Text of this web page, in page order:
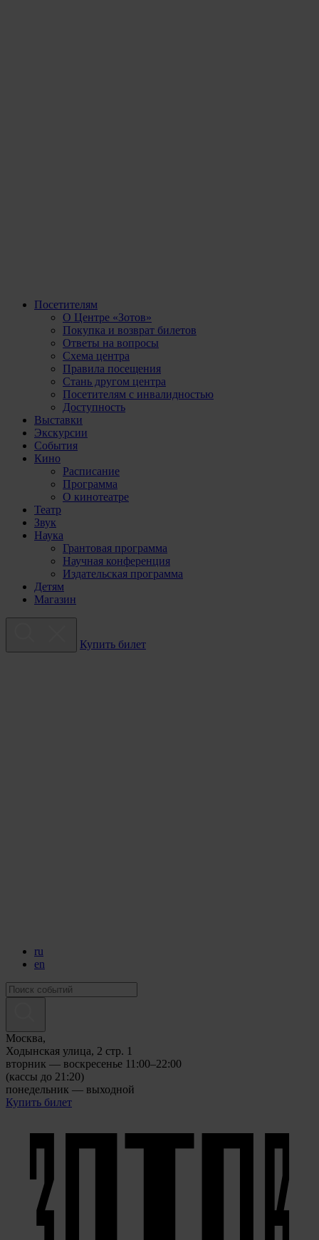
Посетителям
О Центре «Зотов»
Покупка и возврат билетов
Ответы на вопросы
Схема центра
Правила посещения
Стань другом центра
Посетителям с инвалидностью
Доступность
Выставки
Экскурсии
События
Кино
Расписание
Программа
О кинотеатре
Театр
Звук
Наука
Грантовая программа
Научная конференция
Издательская программа
Детям
Магазин
Купить билет
ru
en
Москва,
Ходынская улица, 2 стр. 1
вторник — воскресенье 11:00–22:00
(кассы до 21:20)
понедельник — выходной
Купить билет